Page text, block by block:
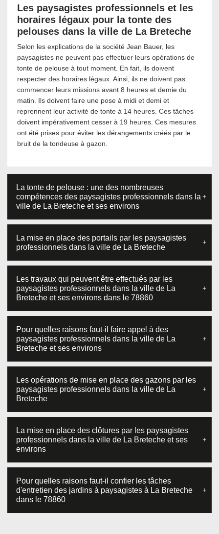
Les paysagistes professionnels et les
horaires légaux pour la tonte des
pelouses dans la ville de La Breteche
Selon les explications de la société Jean Bauer, les
paysagistes ne peuvent pas effectuer leurs opérations de
tonte de pelouse à tout moment. En fait, ils doivent
respecter des horaires légaux. Ainsi, ils ne doivent pas
commencer leurs missions avant 8 heures et demie du
matin. Ils doivent faire une pose à midi et demi et
reprennent leur activité de tonte à 14 heures. Ces tâches
doivent impérativement cesser à 19 heures. Ces mesures
ont été prises pour éviter les dérangements créés par le
bruit de la tondeuse à gazon.
La tonte de pelouse : une des nombreuses
compétences des paysagistes professionnels dans la
ville de La Breteche et ses environs
La mise en place des portails par les paysagistes
professionnels dans la ville de La Breteche
Les travaux qui peuvent être effectués par les
paysagistes professionnels dans la ville de La
Breteche et ses environs dans le 78860
Pour quelles raisons faut-il faire appel à des
paysagistes professionnels dans la ville de La
Breteche et ses environs
Les opérations de mise en place des gazons par les
paysagistes professionnels dans la ville de La
Breteche
La mise en place des clôtures par les paysagistes
professionnels dans la ville de La Breteche et ses
environs
Pour quelles raisons faut-il confier les tâches
d'entretien des jardins à paysagistes à La Breteche
dans le 78860